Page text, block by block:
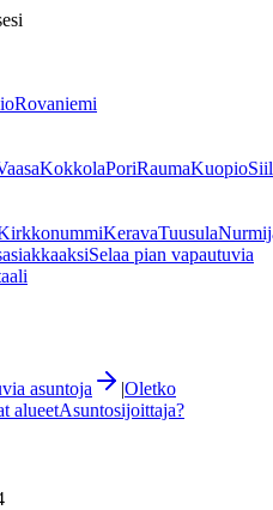
Rovaniemi
KokkolaPoriRaumaKuopio
KeravaTuusula
Selaa pian vapautuvia
asuntoja |Oletko
alueetAsuntosijoittaja?